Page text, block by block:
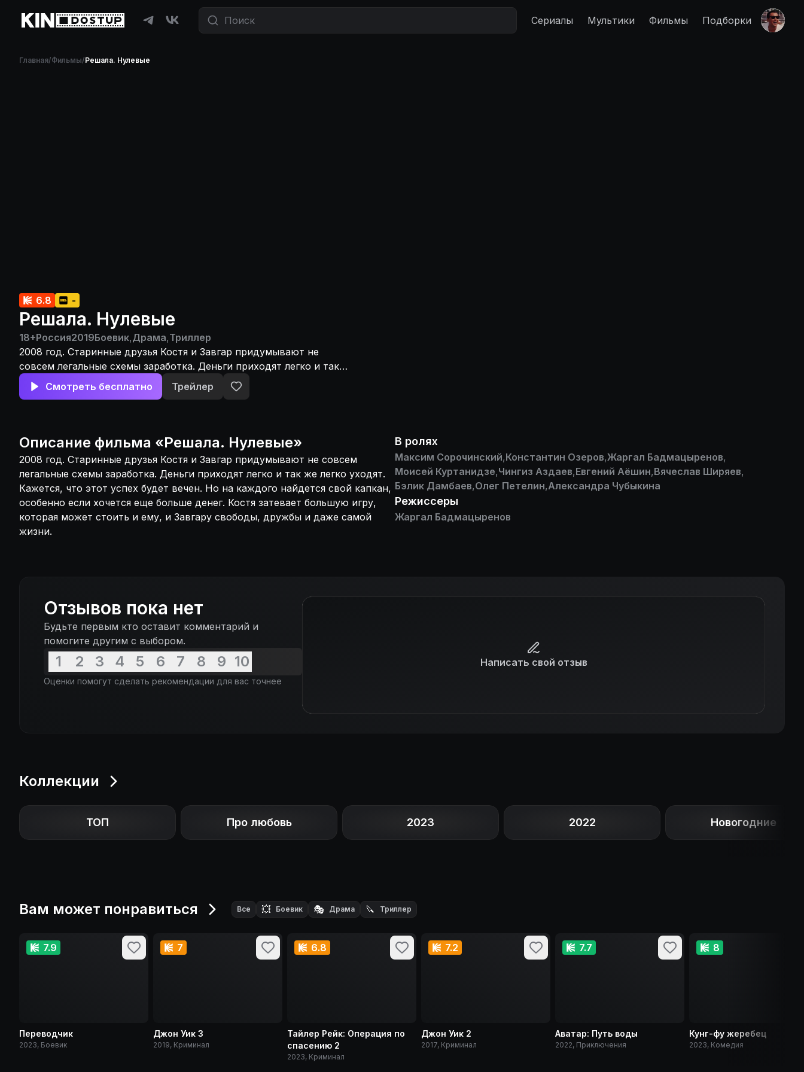
Сериалы Мультики Фильмы Подборки
Главная/Фильмы/Решала. Нулевые
6.8 -
Решала. Нулевые
18+Россия2019Боевик,Драма,Триллер
2008 год. Старинные друзья Костя и Завгар придумывают не
совсем легальные схемы заработка. Деньги приходят легко и так
же легко уходят. Кажется, что этот успех будет вечен. Но на
каждого найдется свой капкан, особенно если хочется еще больше
Смотреть бесплатно Трейлер
Описание фильма «Решала. Нулевые»
2008 год. Старинные друзья Костя и Завгар придумывают не совсем
легальные схемы заработка. Деньги приходят легко и так же легко уходят.
Кажется, что этот успех будет вечен. Но на каждого найдется свой капкан,
особенно если хочется еще больше денег. Костя затевает большую игру,
которая может стоить и ему, и Завгару свободы, дружбы и даже самой
жизни.
В ролях
Максим Сорочинский,Константин Озеров,Жаргал Бадмацыренов,
Моисей Куртанидзе,Чингиз Аздаев,Евгений Аёшин,Вячеслав Ширяев,
Бэлик Дамбаев,Олег Петелин,Александра Чубыкина
Режиссеры
Жаргал Бадмацыренов
Отзывов пока нет
Будьте первым кто оставит комментарий и
помогите другим с выбором.
1 2 3 4 5 6 7 8 9 10
Оценки помогут сделать рекомендации для вас точнее
Написать свой отзыв
Коллекции
ТОП Про любовь 2023 2022 Новогодние
Вам может понравиться Все 💥 Боевик 🎭 Драма 🔪 Триллер
7.9
Переводчик
2023, Боевик
7
Джон Уик 3
2019, Криминал
6.8
Тайлер Рейк: Операция по
спасению 2
2023, Криминал
7.2
Джон Уик 2
2017, Криминал
7.7
Аватар: Путь воды
2022, Приключения
8
Кунг-фу жеребец
2023, Комедия